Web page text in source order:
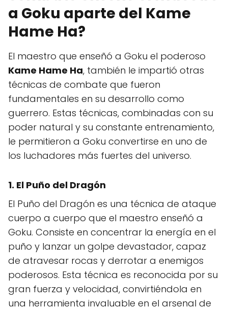
a Goku aparte del Kame
Hame Ha?
El maestro que enseñó a Goku el poderoso
Kame Hame Ha, también le impartió otras
técnicas de combate que fueron
fundamentales en su desarrollo como
guerrero. Estas técnicas, combinadas con su
poder natural y su constante entrenamiento,
le permitieron a Goku convertirse en uno de
los luchadores más fuertes del universo.
1. El Puño del Dragón
El Puño del Dragón es una técnica de ataque
cuerpo a cuerpo que el maestro enseñó a
Goku. Consiste en concentrar la energía en el
puño y lanzar un golpe devastador, capaz
de atravesar rocas y derrotar a enemigos
poderosos. Esta técnica es reconocida por su
gran fuerza y velocidad, convirtiéndola en
una herramienta invaluable en el arsenal de